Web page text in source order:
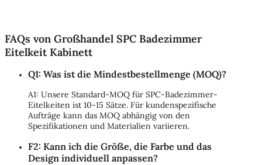
FAQs von Großhandel SPC Badezimmer
Eitelkeit Kabinett
Q1: Was ist die Mindestbestellmenge (MOQ)?
A1: Unsere Standard-MOQ für SPC-Badezimmer-
Eitelkeiten ist 10-15 Sätze. Für kundenspezifische
Aufträge kann das MOQ abhängig von den
Spezifikationen und Materialien variieren.
F2: Kann ich die Größe, die Farbe und das
Design individuell anpassen?